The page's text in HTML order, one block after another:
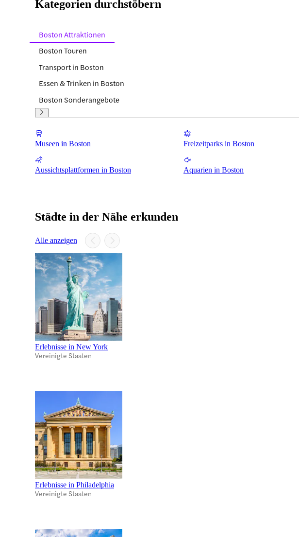
Kategorien durchstöbern
Boston Attraktionen
Boston Touren
Transport in Boston
Essen & Trinken in Boston
Boston Sonderangebote
Museen in Boston Freizeitparks in Boston
Aussichtsplattformen in Boston Aquarien in Boston
Städte in der Nähe erkunden
Alle anzeigen
Erlebnisse in New York
Vereinigte Staaten
Erlebnisse in Philadelphia
Vereinigte Staaten